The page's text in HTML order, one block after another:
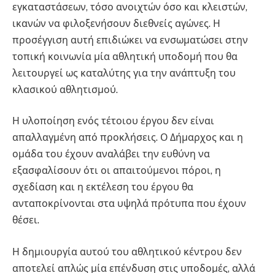
εγκαταστάσεων, τόσο ανοιχτών όσο και κλειστών,
ικανών να φιλοξενήσουν διεθνείς αγώνες. Η
προσέγγιση αυτή επιδιώκει να ενσωματώσει στην
τοπική κοινωνία μία αθλητική υποδομή που θα
λειτουργεί ως καταλύτης για την ανάπτυξη του
κλασικού αθλητισμού.
Η υλοποίηση ενός τέτοιου έργου δεν είναι
απαλλαγμένη από προκλήσεις. Ο Δήμαρχος και η
ομάδα του έχουν αναλάβει την ευθύνη να
εξασφαλίσουν ότι οι απαιτούμενοι πόροι, η
σχεδίαση και η εκτέλεση του έργου θα
ανταποκρίνονται στα υψηλά πρότυπα που έχουν
θέσει.
Η δημιουργία αυτού του αθλητικού κέντρου δεν
αποτελεί απλώς μία επένδυση στις υποδομές, αλλά